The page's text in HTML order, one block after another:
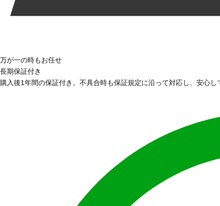
万が一の時もお任せ
長期保証付き
購入後1年間の保証付き。不具合時も保証規定に沿って対応し、安心